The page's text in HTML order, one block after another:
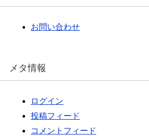
お問い合わせ
メタ情報
ログイン
投稿フィード
コメントフィード